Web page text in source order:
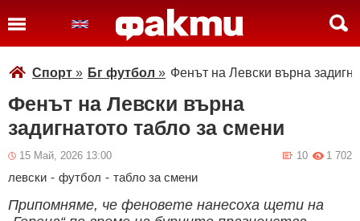
Спорт » Бг футбол » Фенът на Левски върна
Фенът на Левски върна
задигнатото табло за смени
15 Май, 2026 13:00 1 702
10
левски - футбол - табло за смени
Припомняме, че феновете нанесоха щети на